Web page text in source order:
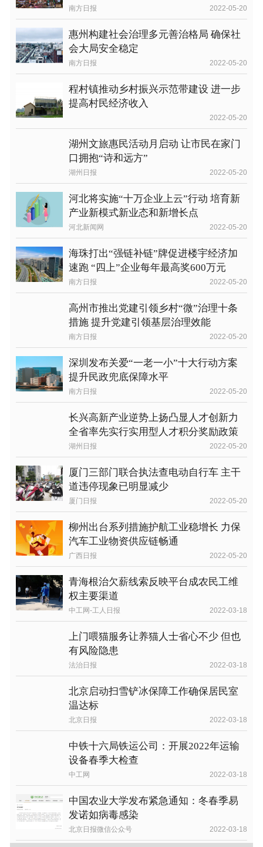
南方日报 2022-05-20
惠州构建社会治理多元善治格局 确保社
会大局安全稳定
南方日报 2022-05-20
程村镇推动乡村振兴示范带建设 进一步
提高村民经济收入
2022-05-20
湖州文旅惠民活动月启动 让市民在家门
口拥抱“诗和远方”
湖州日报 2022-05-20
河北将实施“十万企业上云”行动 培育新
产业新模式新业态和新增长点
河北新闻网 2022-05-20
海珠打出“强链补链”牌促进楼宇经济加
速跑 “四上”企业每年最高奖600万元
南方日报 2022-05-20
高州市推出党建引领乡村“微”治理十条
措施 提升党建引领基层治理效能
南方日报 2022-05-20
深圳发布关爱“一老一小”十大行动方案
提升民政兜底保障水平
南方日报 2022-05-20
长兴高新产业逆势上扬凸显人才创新力
全省率先实行实用型人才积分奖励政策
湖州日报 2022-05-20
厦门三部门联合执法查电动自行车 主干
道违停现象已明显减少
厦门日报 2022-05-20
柳州出台系列措施护航工业稳增长 力保
汽车工业物资供应链畅通
广西日报 2022-05-20
青海根治欠薪线索反映平台成农民工维
权主要渠道
中工网-工人日报 2022-03-18
上门喂猫服务让养猫人士省心不少 但也
有风险隐患
法治日报 2022-03-18
北京启动扫雪铲冰保障工作确保居民室
温达标
北京日报 2022-03-18
中铁十六局铁运公司：开展2022年运输
设备春季大检查
中工网 2022-03-18
中国农业大学发布紧急通知：冬春季易
发诺如病毒感染
北京日报微信公众号 2022-03-18